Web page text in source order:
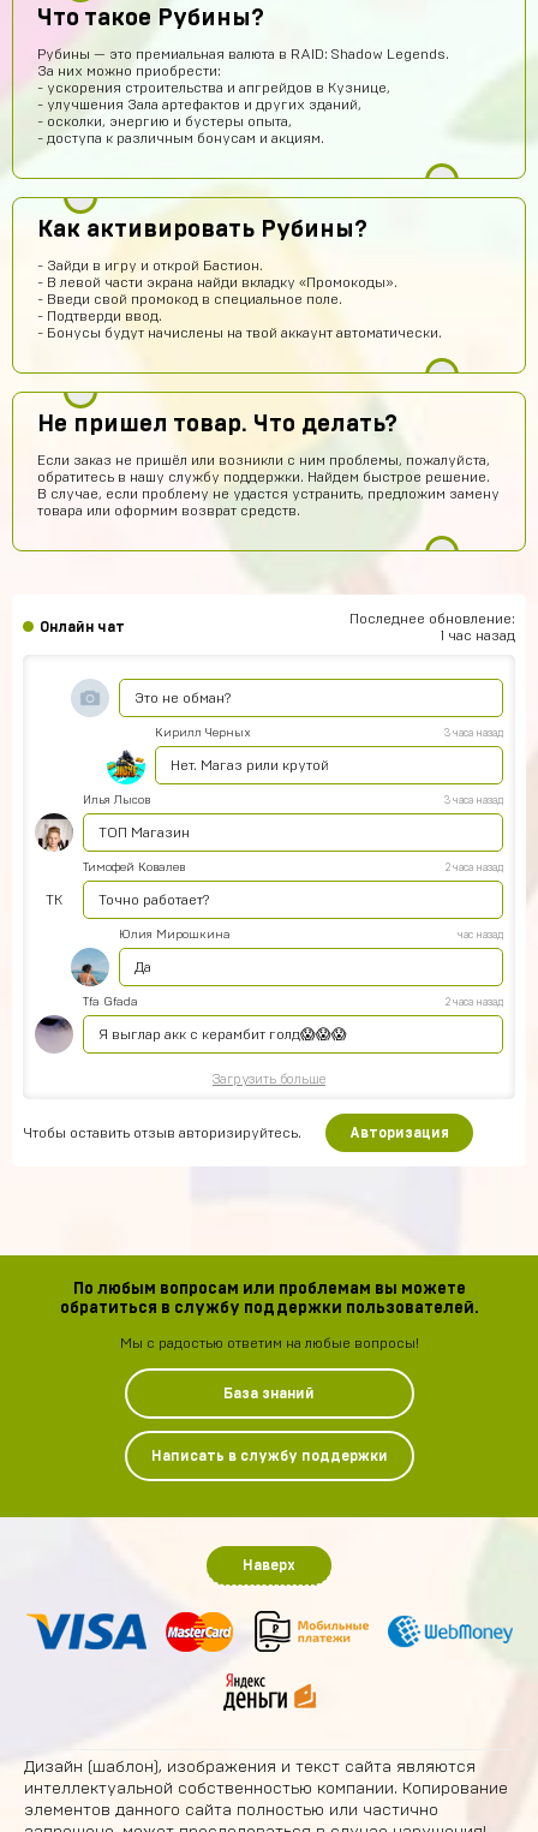
Что такое Рубины?
Рубины — это премиальная валюта в RAID: Shadow Legends.
За них можно приобрести:
- ускорения строительства и апгрейдов в Кузнице,
- улучшения Зала артефактов и других зданий,
- осколки, энергию и бустеры опыта,
- доступа к различным бонусам и акциям.
Как активировать Рубины?
- Зайди в игру и открой Бастион.
- В левой части экрана найди вкладку «Промокоды».
- Введи свой промокод в специальное поле.
- Подтверди ввод.
- Бонусы будут начислены на твой аккаунт автоматически.
Не пришел товар. Что делать?
Если заказ не пришёл или возникли с ним проблемы, пожалуйста,
обратитесь в нашу службу поддержки. Найдем быстрое решение.
В случае, если проблему не удастся устранить, предложим замену
товара или оформим возврат средств.
Онлайн чат
Последнее обновление:
1 час назад
Это рили рили
Акк норм
Алексей Полочанский
Сябки😘 аккаунт получил сразу после оплаты
Всеволод Кожин 10 часов назад
вел в гугл плей и все пришло! Я апж не поверил
Геннадий Быков
и ахуел что за такую цену не наебали
Кирилл Иванов
ЕК
Егор Карачев 6 часов назад
Топ сайт!
dranik 6 часов назад
спс
Всё прекрасно робит аккаунт топчик))
Это не обман?
Кирилл Черных 3 часа назад
Нет. Магаз рили крутой
Илья Лысов 3 часа назад
ТОП Магазин
ТК
Тимофей Ковалев 2 часа назад
Точно работает?
Юлия Мирошкина час назад
Да
Tfa Gfada 2 часа назад
Я выглар акк с керамбит голд😱😱😱
Загрузить больше
Чтобы оставить отзыв авторизируйтесь. Авторизация
По любым вопросам или проблемам вы можете
обратиться в службу поддержки пользователей.
Мы с радостью ответим на любые вопросы!
База знаний
Написать в службу поддержки
Наверх
Дизайн (шаблон), изображения и текст сайта являются
интеллектуальной собственностью компании. Копирование
элементов данного сайта полностью или частично